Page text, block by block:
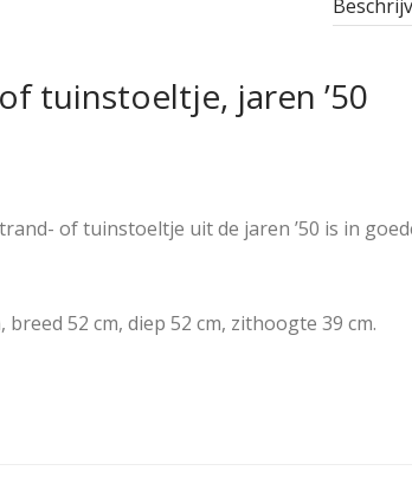
tuinstoeltje, jaren ’50
of tuinstoeltje uit de jaren ’50 is in
52 cm, diep 52 cm, zithoogte 39 cm.